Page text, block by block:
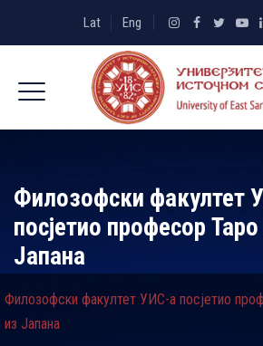
Lat Eng
Филозофски факултет
посјетио професор
Јапана
Филозофски факултет УИС-а посјетио
из Јапана